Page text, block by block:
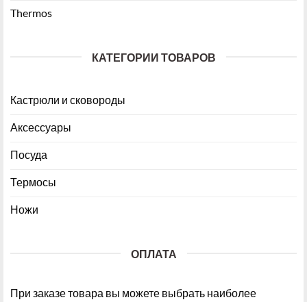
Thermos
КАТЕГОРИИ ТОВАРОВ
Кастрюли и сковороды
Аксессуары
Посуда
Термосы
Ножи
ОПЛАТА
При заказе товара вы можете выбрать наиболее